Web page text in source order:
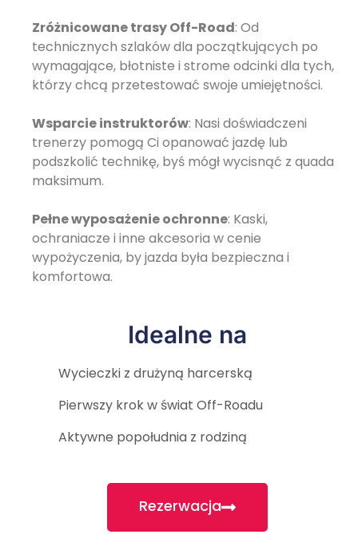
Zróżnicowane trasy Off-Road: Od
technicznych szlaków dla początkujących po
wymagające, błotniste i strome odcinki dla tych,
którzy chcą przetestować swoje umiejętności.
Wsparcie instruktorów: Nasi doświadczeni
trenerzy pomogą Ci opanować jazdę lub
podszkolić technikę, byś mógł wycisnąć z quada
maksimum.
Pełne wyposażenie ochronne: Kaski,
ochraniacze i inne akcesoria w cenie
wypożyczenia, by jazda była bezpieczna i
komfortowa.
Idealne na
Wycieczki z drużyną harcerską
Pierwszy krok w świat Off-Roadu
Aktywne popołudnia z rodziną
Rezerwacja